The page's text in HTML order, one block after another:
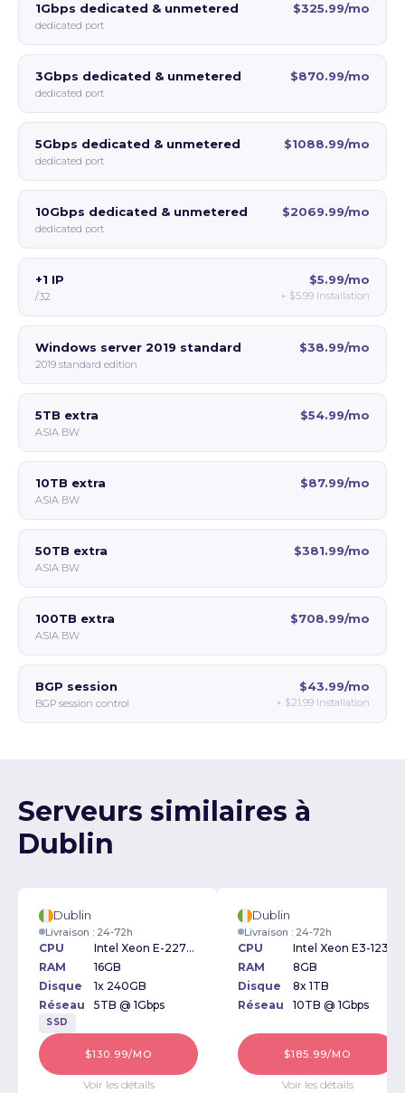
1Gbps dedicated & unmetered
dedicated port
$325.99/mo
3Gbps dedicated & unmetered
dedicated port
$870.99/mo
5Gbps dedicated & unmetered
dedicated port
$1088.99/mo
10Gbps dedicated & unmetered
dedicated port
$2069.99/mo
+1 IP
/32
$5.99/mo
+ $5.99 Installation
Windows server 2019 standard
2019 standard edition
$38.99/mo
5TB extra
ASIA BW
$54.99/mo
10TB extra
ASIA BW
$87.99/mo
50TB extra
ASIA BW
$381.99/mo
100TB extra
ASIA BW
$708.99/mo
BGP session
BGP session control
$43.99/mo
+ $21.99 Installation
Serveurs similaires à
Dublin
Dublin
Livraison : 24-72h
CPU
Intel Xeon E-2276G 3.80GHz
RAM
16GB
Disque
1x 240GB
Réseau
5TB @ 1Gbps
SSD
$130.99/MO
Voir les détails
Dublin
Livraison : 24-72h
CPU
RAM
8GB
Disque
8x 1TB
Réseau
10TB @ 1Gbps
$185.99/MO
Voir les détails